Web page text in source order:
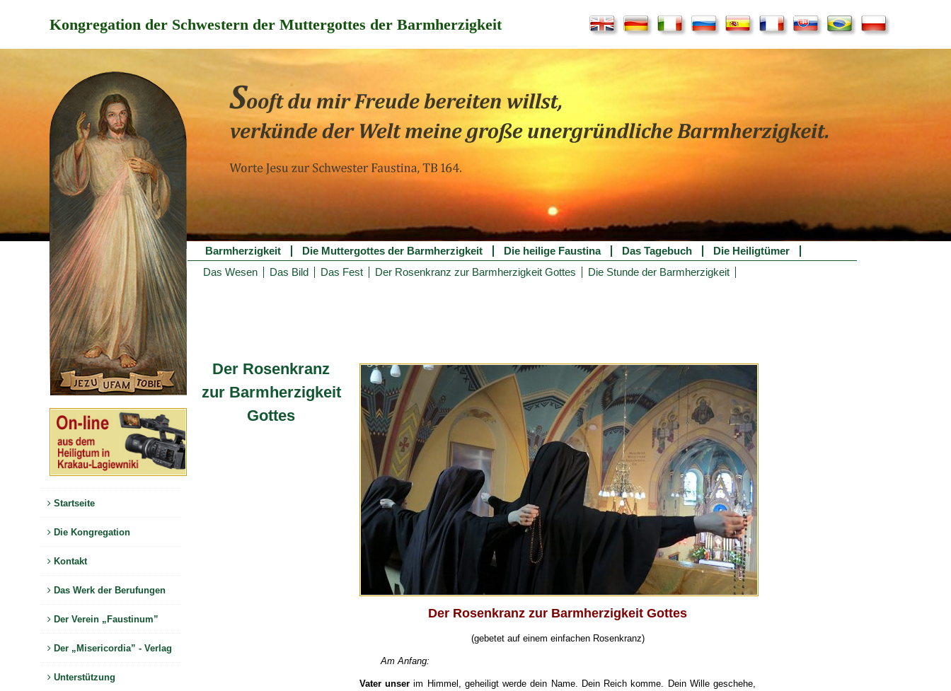
Kongregation der Schwestern der Muttergottes der Barmherzigkeit
Startseite
Die Kongregation
Kontakt
Das Werk der Berufungen
Der Verein „Faustinum”
Der „Misericordia” - Verlag
Unterstützung
Barmherzigkeit Die Muttergottes der Barmherzigkeit Die heilige Faustina Das Tagebuch
Die Heiligtümer
Das Wesen
Das Bild Das Fest Der Rosenkranz zur Barmherzigkeit Gottes Die Stunde der Barmherzigkeit
Der Rosenkranz
zur Barmherzigkeit
Gottes
Der Rosenkranz zur Barmherzigkeit Gottes
(gebetet auf einem einfachen Rosenkranz)
Am Anfang:
Vater unser im Himmel, geheiligt werde dein Name. Dein Reich komme. Dein Wille geschehe,